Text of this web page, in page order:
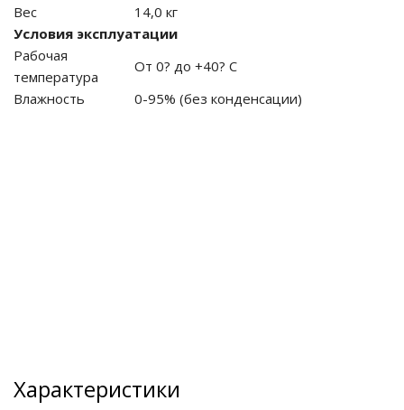
Вес
14,0 кг
Условия эксплуатации
Рабочая
температура
От 0? до +40? С
Влажность
0-95% (без конденсации)
Характеристики